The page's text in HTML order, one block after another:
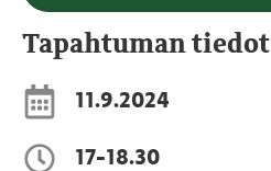
Tapahtuman tiedot
11.9.2024
17-18.30